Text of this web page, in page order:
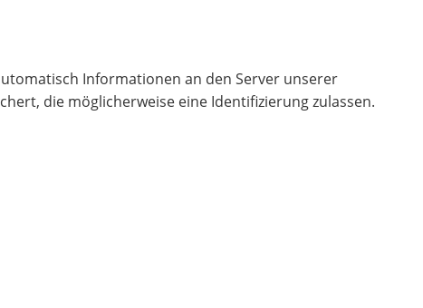
Informationen an den Server unserer
die möglicherweise eine Identifizierung zulassen.